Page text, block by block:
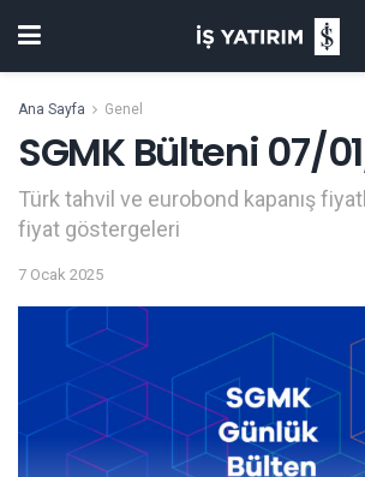
Ana Sayfa Genel
SGMK Bülteni 07/
Türk tahvil ve eurobond kapanış
fiyat göstergeleri
7 Ocak 2025